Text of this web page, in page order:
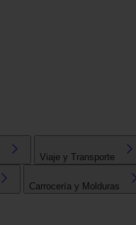
Viaje y Transporte
Carrocería y Molduras